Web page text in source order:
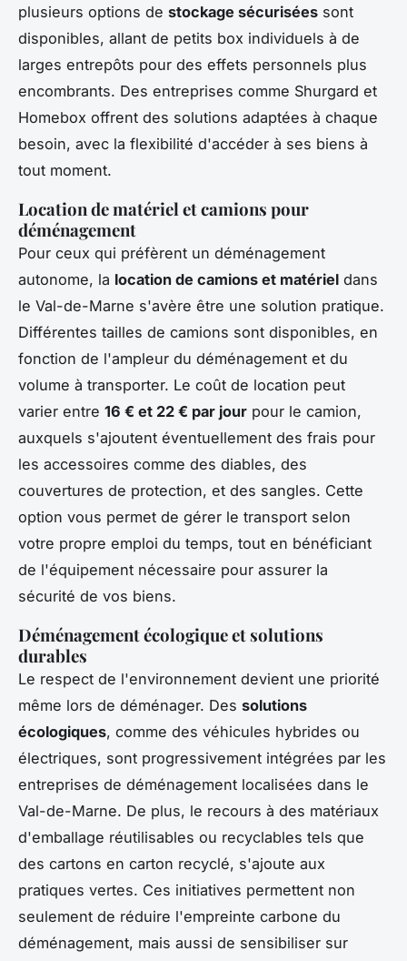
plusieurs options de stockage sécurisées sont
disponibles, allant de petits box individuels à de
larges entrepôts pour des effets personnels plus
encombrants. Des entreprises comme Shurgard et
Homebox offrent des solutions adaptées à chaque
besoin, avec la flexibilité d'accéder à ses biens à
tout moment.
Location de matériel et camions pour
déménagement
Pour ceux qui préfèrent un déménagement
autonome, la location de camions et matériel dans
le Val-de-Marne s'avère être une solution pratique.
Différentes tailles de camions sont disponibles, en
fonction de l'ampleur du déménagement et du
volume à transporter. Le coût de location peut
varier entre 16 € et 22 € par jour pour le camion,
auxquels s'ajoutent éventuellement des frais pour
les accessoires comme des diables, des
couvertures de protection, et des sangles. Cette
option vous permet de gérer le transport selon
votre propre emploi du temps, tout en bénéficiant
de l'équipement nécessaire pour assurer la
sécurité de vos biens.
Déménagement écologique et solutions
durables
Le respect de l'environnement devient une priorité
même lors de déménager. Des solutions
écologiques, comme des véhicules hybrides ou
électriques, sont progressivement intégrées par les
entreprises de déménagement localisées dans le
Val-de-Marne. De plus, le recours à des matériaux
d'emballage réutilisables ou recyclables tels que
des cartons en carton recyclé, s'ajoute aux
pratiques vertes. Ces initiatives permettent non
seulement de réduire l'empreinte carbone du
déménagement, mais aussi de sensibiliser sur